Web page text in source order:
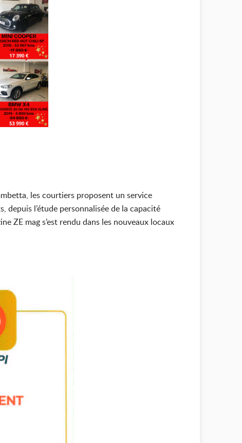
les courtiers proposent un service
l’étude personnalisée de la capacité
ZE mag s’est rendu dans les nouveaux locaux